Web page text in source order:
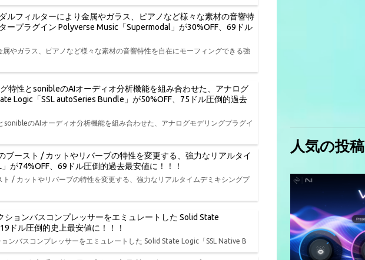
ルフィルターにより金属やガラス、ピアノなど様々な素材の音響特
ープラグイン Polyverse Music「Supermodal」が30%OFF、69ドル
やガラス、ピアノなど様々な素材の音響特性を自在にモーフィングできる強
特性とsonibleのAIオーディオ分析機能を組み合わせた、アナログ
Logic「SSL autoSeries Bundle」が50%OFF、75ドル圧倒的過去
sonibleのAIオーディオ分析機能を組み合わせた、アナログモデリングプラグイ
ブースト / カットやリバーブの特性を変更する、強力なリアルタイ
が74%OFF、69ドル圧倒的過去最安値に！！！
ト / カットやリバーブの特性を変更する、強力なリアルタイムデミキシングプ
ションバスコンプレッサーをエミュレートした Solid State
ドル圧倒的史上最安値に！！！
ョンバスコンプレッサーをエミュレートした Solid State Logic「SSL Native B
人気の投稿